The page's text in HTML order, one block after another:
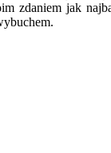
zdaniem jak